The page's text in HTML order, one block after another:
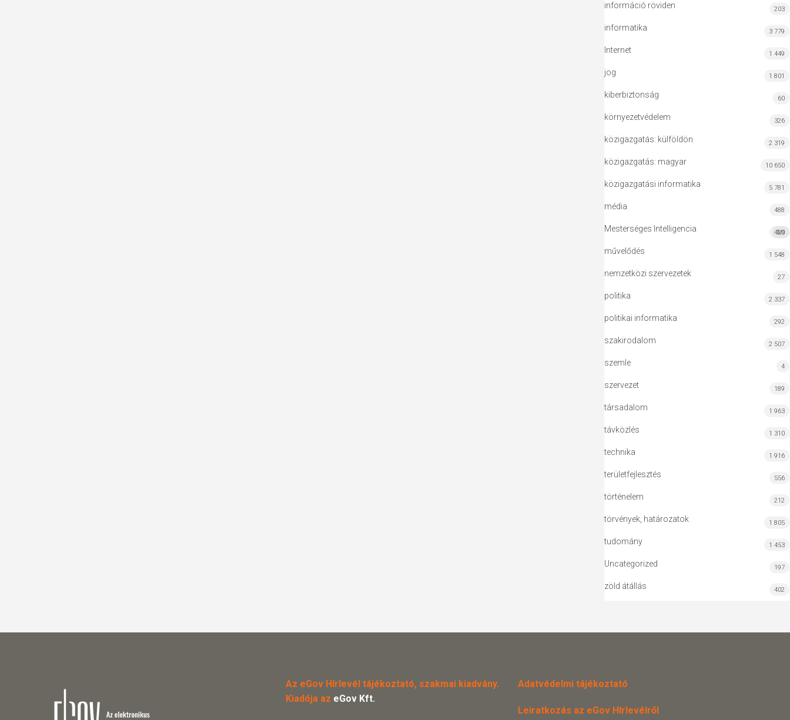
információ röviden 203
informatika 3 779
Internet 1 449
jog 1 801
kiberbiztonság 60
környezetvédelem 326
közigazgatás: külföldön 2 319
közigazgatás: magyar 10 650
közigazgatási informatika 5 781
média 488
Mesterséges Intelligencia MI
420
művelődés 1 548
nemzetközi szervezetek 27
politika 2 337
politikai informatika 292
szakirodalom 2 507
szemle 4
szervezet 189
társadalom 1 963
távközlés 1 310
technika 1 916
területfejlesztés 556
történelem 212
törvények, határozatok 1 805
tudomány 1 453
Uncategorized 197
zöld átállás 402
Az eGov Hírlevél tájékoztató, szakmai kiadvány.
Kiadója az eGov Kft.
Adatvédelmi tájékoztató
Leiratkozás az eGov Hírlevélről